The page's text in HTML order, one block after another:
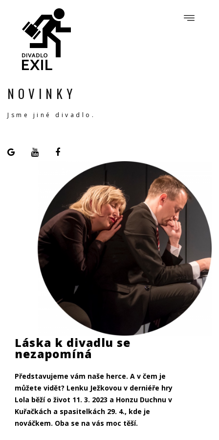
NOVINKY
Jsme jiné divadlo.
Láska k divadlu se
nezapomíná
Představujeme vám naše herce. A v čem je
můžete vidět? Lenku Ježkovou v derniéře hry
Lola běží o život 11. 3. 2023 a Honzu Duchnu v
Kuřačkách a spasitelkách 29. 4., kde je
nováčkem. Oba se na vás moc těší.